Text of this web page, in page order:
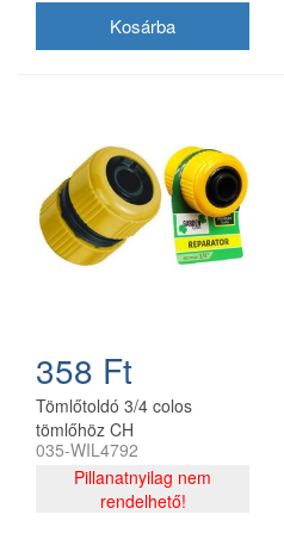
358 Ft
Tömlőtoldó 3/4 colos
tömlőhöz CH
035-WIL4792
Pillanatnyilag nem
rendelhető!